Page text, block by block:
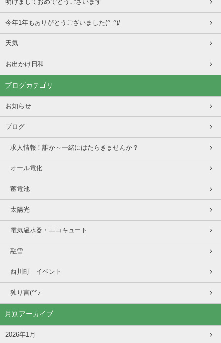
明けましておめでとうございます
今年1年もありがとうございました(^_^)/
天気
お出かけ日和
ブログカテゴリ
お知らせ
ブログ
求人情報！誰か～一緒にはたらきませんか？
オール電化
蓄電池
太陽光
電気温水器・エコキュート
融雪
西川町 イベント
独り言(^^♪
月別アーカイブ
2026年1月